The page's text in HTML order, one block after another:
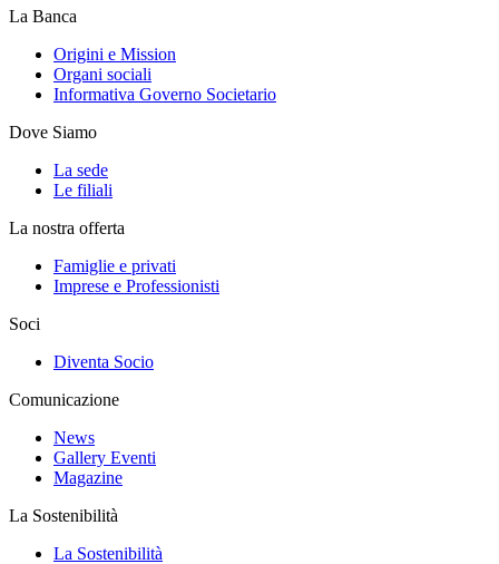
La Banca
Origini e Mission
Organi sociali
Informativa Governo Societario
Dove Siamo
La sede
Le filiali
La nostra offerta
Famiglie e privati
Imprese e Professionisti
Soci
Diventa Socio
Comunicazione
News
Gallery Eventi
Magazine
La Sostenibilità
La Sostenibilità